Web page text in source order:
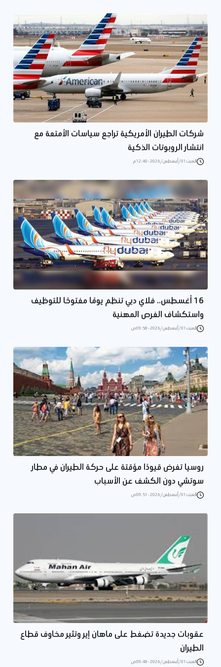
شركات الطيران الأمريكية تراجع سياسات الأمتعة مع
انتشار الروبوتات الذكية
السبت 01/أغسطس/2026 - 12:40 م
16 أغسطس.. فلاي دبي تنظم يومًا مفتوحًا للتوظيف
واستكشاف الفرص المهنية
السبت 01/أغسطس/2026 - 09:58 ص
روسيا تفرض قيودًا مؤقتة على حركة الطيران في مطار
سوتشي دون الكشف عن الأسباب
السبت 01/أغسطس/2026 - 09:51 ص
عقوبات جديدة تضغط على ماهان إير وتثير مخاوف قطاع
الطيران
السبت 01/أغسطس/2026 - 09:48 ص